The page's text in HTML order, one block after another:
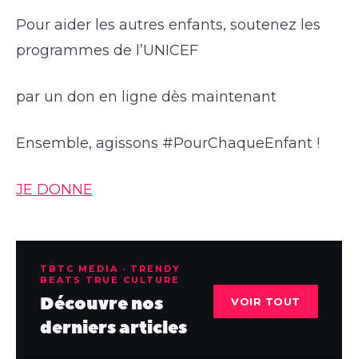
Pour aider les autres enfants, soutenez les
programmes de l’UNICEF
par un don en ligne dès maintenant
Ensemble, agissons #PourChaqueEnfant !
JE DONNE
TBTC MEDIA · TRENDY
BEATS TRUE CULTURE
Découvre nos
derniers articles
VOIR TOUT